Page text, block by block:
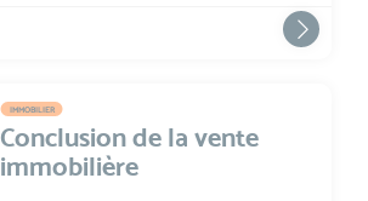
IMMOBILIER
Conclusion de la vente
immobilière